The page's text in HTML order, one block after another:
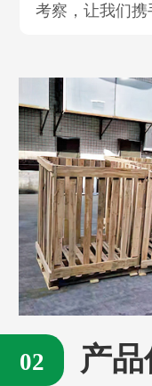
考察，让我们携
产